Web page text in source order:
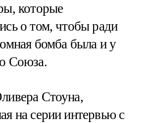
которые
о том, чтобы ради
бомба была и у
Союза.
Стоуна,
на серии интервью с